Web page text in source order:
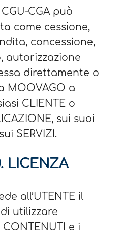
CGA può
come cessione,
concessione,
autorizzazione
direttamente o
MOOVAGO a
CLIENTE o
sui suoi
SERVIZI.
LICENZA
all’UTENTE il
utilizzare
CONTENUTI e i